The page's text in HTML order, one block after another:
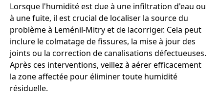
Lorsque l'humidité est due à une infiltration d'eau ou
à une fuite, il est crucial de localiser la source du
problème à Leménil-Mitry et de lacorriger. Cela peut
inclure le colmatage de fissures, la mise à jour des
joints ou la correction de canalisations défectueuses.
Après ces interventions, veillez à aérer efficacement
la zone affectée pour éliminer toute humidité
résiduelle.